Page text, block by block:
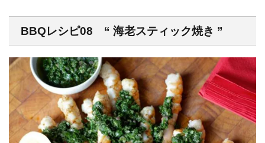
BBQレシピ08 “ 海老スティック焼き ”